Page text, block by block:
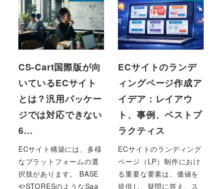
CS-Cart国際版が向
いているECサイト
とは？汎用パッケー
ジでは対応できない
6…
ECサイト構築には、多様
なプラットフォームの選
択肢があります。 BASE
やSTORESのようなSaa
ECサイトのランデ
ィングページ作成ア
イデア：レイアウ
ト、事例、ベストプ
ラクティス
ECサイトのランディング
ページ（LP）制作におけ
る重要な要素は、価値を
提供し、疑問に答え、ス